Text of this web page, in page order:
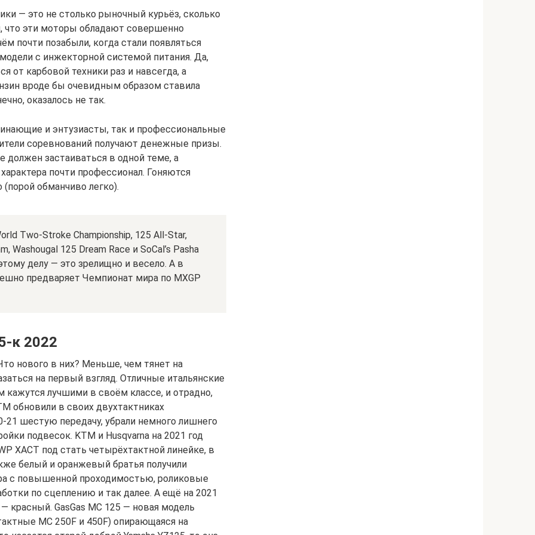
— это не столько рыночный курьёз, сколько
что эти моторы обладают совершенно
почти позабыли, когда стали появляться
с инжекторной системой питания. Да,
от карбовой техники раз и навсегда, а
вроде бы очевидным образом ставила
оказалось не так.
и энтузиасты, так и профессиональные
соревнований получают денежные призы.
должен застаиваться в одной теме, а
почти профессионал. Гоняются
(порой обманчиво легко).
Two-Stroke Championship, 125 All-Star,
Washougal 125 Dream Race и SoCal’s Pasha
делу — это зрелищно и весело. А в
предваряет Чемпионат мира по MXGP
к 2022
нового в них? Меньше, чем тянет на
на первый взгляд. Отличные итальянские
лучшими в своём классе, и отрадно,
обновили в своих двухтактниках
шестую передачу, убрали немного лишнего
подвесок. KTM и Husqvarna на 2021 год
XACT под стать четырёхтактной линейке, в
белый и оранжевый братья получили
с повышенной проходимостью, роликовые
по сцеплению и так далее. А ещё на 2021
красный. GasGas MC 125 — новая модель
MC 250F и 450F) опирающаяся на